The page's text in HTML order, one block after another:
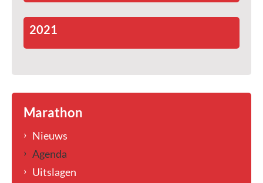
2021
Marathon
Nieuws
Agenda
Uitslagen